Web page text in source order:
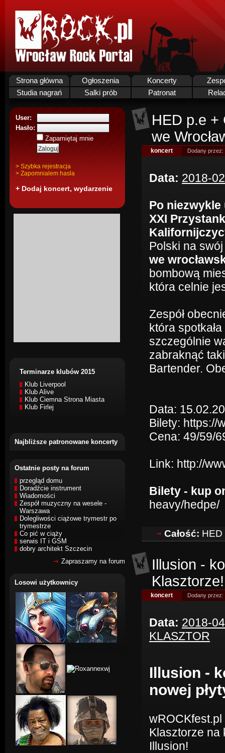
Strona główna Ogłoszenia Koncerty
Studia nagrań
Salki prób Patronat
User:
Hasło:
Zapamiętaj mnie
> Szybka rejestracja
> Zapomnialem hasla
+ Dodaj koncert, wydarzenie
Terminarze klubów 2015
Klub Liverpool
Klub Alive
Klub Ciemna Strona Miasta
Klub Firlej
Najbliższe patronowane koncerty
Ostatnie posty na forum
przegląd domu
Doradźcie instrument
Wiadomości
Zespół muzyczny na wesele -
Warszawa
Dolegliwości ciążowe trymestr po
trymestrze
Co pić w ciąży
serwis IT i GSM
dobry architekt Szczecin
Zapraszamy na forum
Losowi użytkownicy
HED p.e +
we
koncert Dodany przez:
Data: 2018-
Po
XXI
Polski na
we
bombową
która celnie
Zespół
która
szczególnie
zabraknąć
Bartender.
Data:
Bilety: https://
Cena: 49/59/
Link: http://
Bilety - kup
heavy/hedpe/
Całość: HED
Illusion -
Klasztorze!
koncert Dodany przez:
Data: 2018-
KLASZTOR
Illusion -
nowej
Klasztorze na
Illusion!